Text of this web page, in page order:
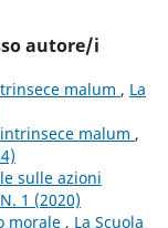
autore/i
malum , La
malum ,
sulle azioni
1 (2020)
morale , La Scuola